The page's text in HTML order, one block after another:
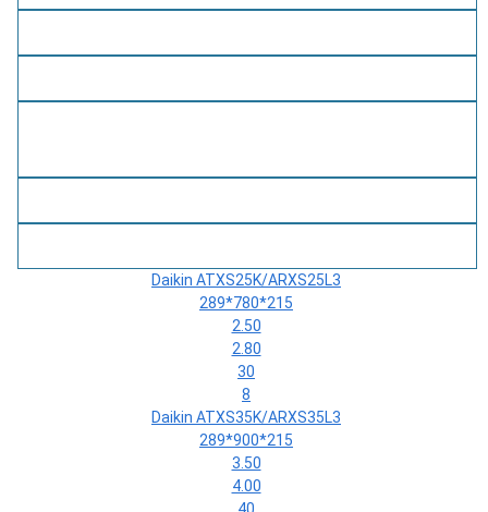
Daikin ATXS25K/ARXS25L3
289*780*215
2.50
2.80
30
8
Daikin ATXS35K/ARXS35L3
289*900*215
3.50
4.00
40